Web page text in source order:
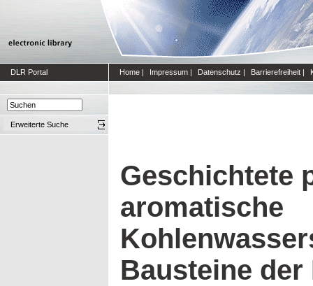
DLR Portal Home | Impressum | Datenschutz | Barrierefreiheit |
Erweiterte Suche
Geschichtete
aromatische
Bausteine